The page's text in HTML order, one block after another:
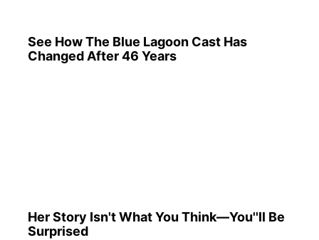
See How The Blue Lagoon Cast Has
Changed After 46 Years
Her Story Isn't What You Think—You''ll Be
Surprised